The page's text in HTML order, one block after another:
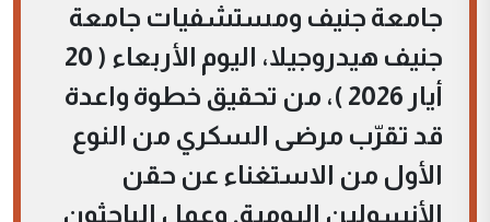
جامعة جنيف ومستشفيات جامعة
جنيف هيدروجيلا، اليوم الأربعاء ( 20
أيار 2026 )، من تحقيق خطوة واعدة
قد تقرّب مرضى السكري من النوع
الأول من الاستغناء عن حقن
الأنسولين اليومية. وعمل الباحثون